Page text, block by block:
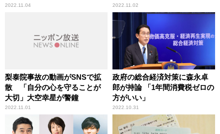
正 あなたとハッピー！』11
2022.11.04 2022.11.02
梨泰院事故の動画がSNSで拡
散 「自分の心を守ることが
大切」大空幸星が警鐘
2022.11.01
政府の総合経済対策に森永卓
郎が持論 「1年間消費税ゼロの
方がいい」
2022.10.31